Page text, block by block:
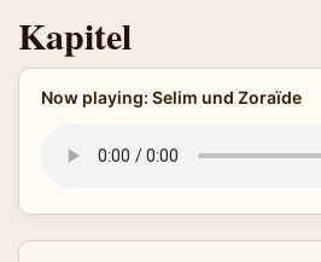
Kapitel
Now playing: Selim und Zoraïde